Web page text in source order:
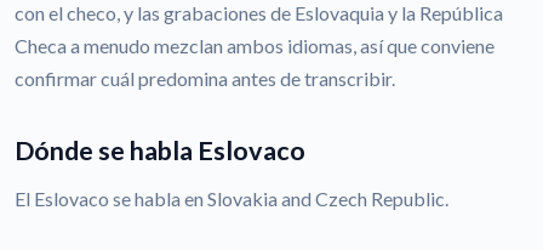
con el checo, y las grabaciones de Eslovaquia y la República
Checa a menudo mezclan ambos idiomas, así que conviene
confirmar cuál predomina antes de transcribir.
Dónde se habla Eslovaco
El Eslovaco se habla en Slovakia and Czech Republic.